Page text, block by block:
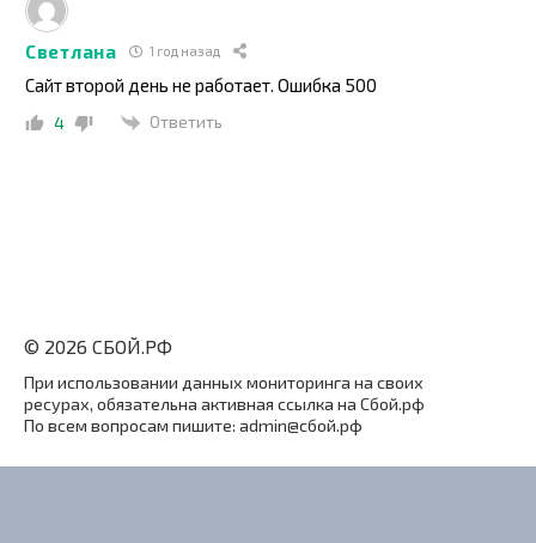
Светлана 1 год назад
Сайт второй день не работает. Ошибка 500
4 Ответить
© 2026 СБОЙ.РФ
При использовании данных мониторинга на своих
ресурах, обязательна активная ссылка на Сбой.рф
По всем вопросам пишите: admin@сбой.рф